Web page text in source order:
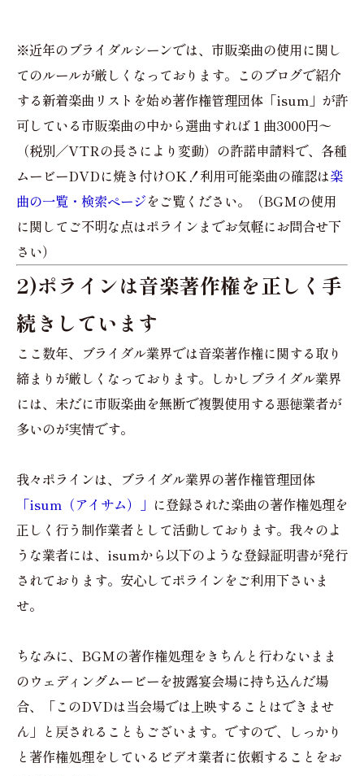
※近年のブライダルシーンでは、市販楽曲の使用に関し
てのルールが厳しくなっております。このブログで紹介
する新着楽曲リストを始め著作権管理団体「isum」が許
可している市販楽曲の中から選曲すれば１曲3000円〜
（税別／VTRの長さにより変動）の許諾申請料で、各種
ムービーDVDに焼き付けOK！利用可能楽曲の確認は楽
曲の一覧・検索ページをご覧ください。（BGMの使用
に関してご不明な点はポラインまでお気軽にお問合せ下
さい）
2)ポラインは音楽著作権を正しく手
続きしています
ここ数年、ブライダル業界では音楽著作権に関する取り
締まりが厳しくなっております。しかしブライダル業界
には、未だに市販楽曲を無断で複製使用する悪徳業者が
多いのが実情です。
我々ポラインは、ブライダル業界の著作権管理団体
「isum（アイサム）」 に登録された楽曲の著作権処理を
正しく行う制作業者として活動しております。我々のよ
うな業者には、isumから以下のような登録証明書が発行
されております。安心してポラインをご利用下さいま
せ。
ちなみに、BGMの著作権処理をきちんと行わないまま
のウェディングムービーを披露宴会場に持ち込んだ場
合、「このDVDは当会場では上映することはできませ
ん」と戻されることもございます。ですので、しっかり
と著作権処理をしているビデオ業者に依頼することをお